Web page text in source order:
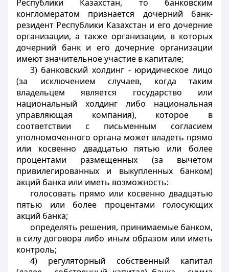
Республики Казахстан, то банковским
конгломератом признается дочерний банк-
резидент Республики Казахстан и его дочерние
организации, а также организации, в которых
дочерний банк и его дочерние организации
имеют значительное участие в капитале;
3) банковский холдинг - юридическое лицо
(за исключением случаев, когда таким
владельцем является государство или
национальный холдинг либо национальная
управляющая компания), которое в
соответствии с письменным согласием
уполномоченного органа может владеть прямо
или косвенно двадцатью пятью или более
процентами размещенных (за вычетом
привилегированных и выкупленных банком)
акций банка или иметь возможность:
голосовать прямо или косвенно двадцатью
пятью или более процентами голосующих
акций банка;
определять решения, принимаемые банком,
в силу договора либо иным образом или иметь
контроль;
4) регуляторный собственный капитал